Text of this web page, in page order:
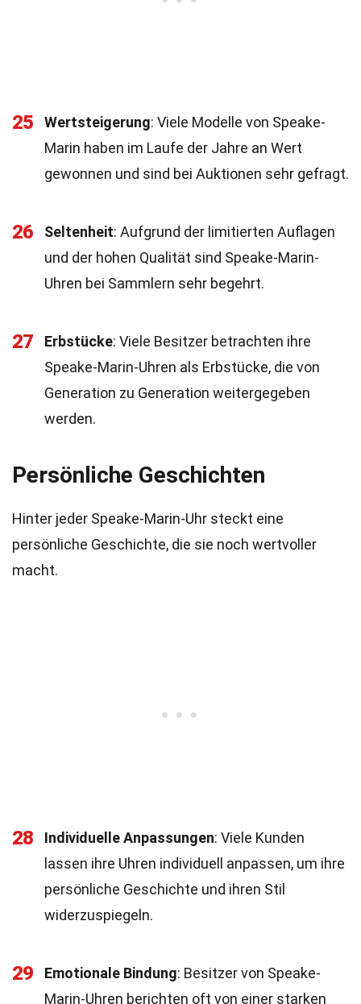
25 Wertsteigerung: Viele Modelle von Speake-
Marin haben im Laufe der Jahre an Wert
gewonnen und sind bei Auktionen sehr gefragt.
26 Seltenheit: Aufgrund der limitierten Auflagen
und der hohen Qualität sind Speake-Marin-
Uhren bei Sammlern sehr begehrt.
27 Erbstücke: Viele Besitzer betrachten ihre
Speake-Marin-Uhren als Erbstücke, die von
Generation zu Generation weitergegeben
werden.
Persönliche Geschichten
Hinter jeder Speake-Marin-Uhr steckt eine
persönliche Geschichte, die sie noch wertvoller
macht.
28 Individuelle Anpassungen: Viele Kunden
lassen ihre Uhren individuell anpassen, um ihre
persönliche Geschichte und ihren Stil
widerzuspiegeln.
29 Emotionale Bindung: Besitzer von Speake-
Marin-Uhren berichten oft von einer starken